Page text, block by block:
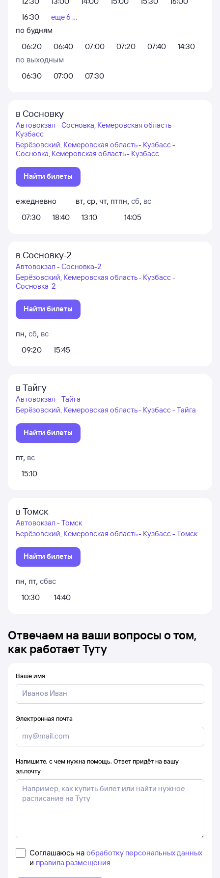
16:30
еще 6 ...
по будням
06:20
06:40 07:00 07:20 07:40
14:30
по выходным
06:30
07:00 07:30
в Сосновку
Автовокзал - Сосновка, Кемеровская область -
Кузбасс
Берёзовский, Кемеровская область - Кузбасс -
Сосновка, Кемеровская область - Кузбасс
Найти билеты
ежедневно
07:30
18:40
вт, ср, чт, пт
13:10
пн, сб, вс
14:05
в Сосновку-2
Автовокзал - Сосновка-2
Берёзовский, Кемеровская область - Кузбасс -
Сосновка-2
Найти билеты
пн, сб, вс
09:20
15:45
в Тайгу
Автовокзал - Тайга
Берёзовский, Кемеровская область - Кузбасс - Тайга
Найти билеты
пт, вс
15:10
в Томск
Автовокзал - Томск
Берёзовский, Кемеровская область - Кузбасс - Томск
Найти билеты
пн, пт, сб
10:30
вс
14:40
Отвечаем на ваши вопросы о том,
как работает Туту
Ваше имя
Электронная почта
Напишите, с чем нужна помощь. Ответ придёт на вашу
эл.почту
Соглашаюсь на обработку персональных данных
и правила размещения